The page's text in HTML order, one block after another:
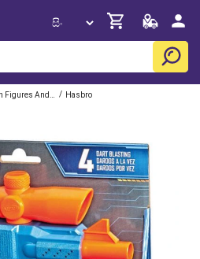
/ Hasbro